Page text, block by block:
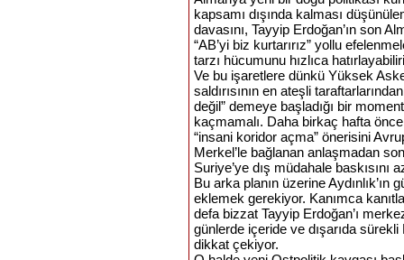
kapsamı dışında kalması
davasını, Tayyip Erdoğan’ın son
“AB’yi biz kurtarırız” yollu
tarzı hücumunu hızlıca
Ve bu işaretlere dünkü Yüksek
saldırısının en ateşli
değil” demeye başladığı bir
kaçmamalı. Daha birkaç hafta
“insani koridor açma” önerisini
Merkel’le bağlanan anlaşmadan
Suriye’ye dış müdahale baskısını
Bu arka planın üzerine
eklemek gerekiyor. Kanımca
defa bizzat Tayyip Erdoğan’ı
günlerde içeride ve dışarıda sürekli
dikkat çekiyor.